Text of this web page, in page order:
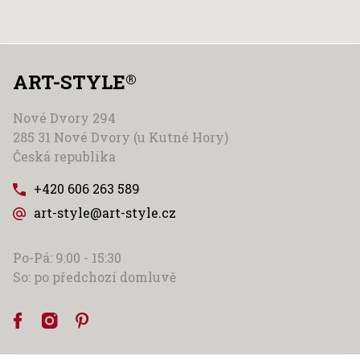
ART-STYLE®
Nové Dvory 294
285 31 Nové Dvory (u Kutné Hory)
Česká republika
+420 606 263 589
art-style@art-style.cz
Po-Pá: 9:00 - 15:30
So: po předchozí domluvě